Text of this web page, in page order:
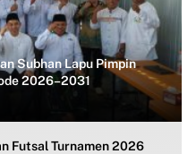
Subhan Lapu Pimpin
2026–2031
Futsal Turnamen 2026